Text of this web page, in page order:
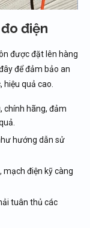
điện
được đặt lên hàng
để đảm bảo an
quả cao.
chính hãng, đảm
hướng dẫn sử
mạch điện kỹ càng
tuân thủ các